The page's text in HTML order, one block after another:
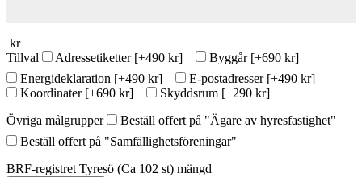
kr
Tillval
Adressetiketter [+490 kr] Byggår [+690 kr]
Energideklaration [+490 kr] E-postadresser [+490 kr]
Koordinater [+690 kr] Skyddsrum [+290 kr]
Övriga målgrupper
Beställ offert på "Ägare av hyresfastighet"
Beställ offert på "Samfällighetsföreningar"
BRF-registret Tyresö (Ca 102 st) mängd